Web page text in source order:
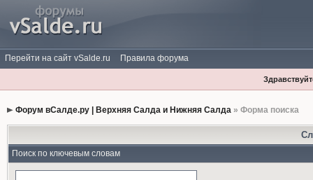
Перейти на сайт vSalde.ru Правила форума
Форум вСалде.ру | Верхняя Салда и Нижняя Салда» Форма поиска
Поиск по ключевым словам